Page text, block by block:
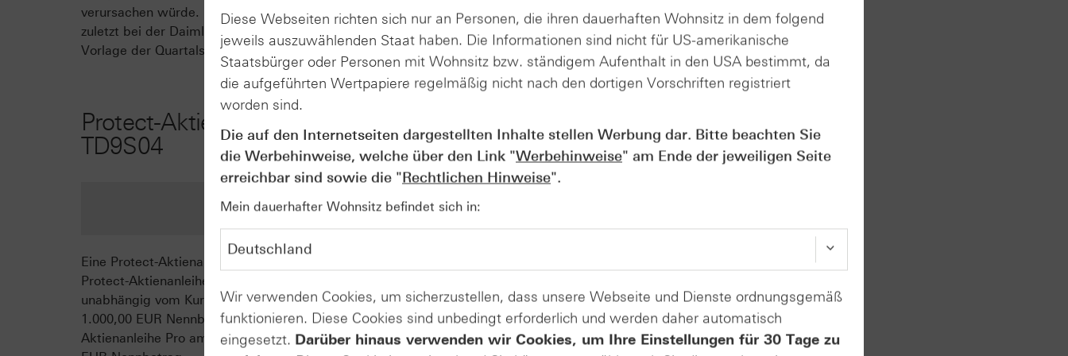
verursachen würde. Das Umfeld bleibt für den weltgrößten Premiumhersteller herausfordernd, obwohl Anleger
zuletzt bei der Daimler-Aktien wieder zugegriffen haben. Für die nächsten Kursimpulse bei Daimler dürfte die
Vorlage der Quartalszahlen am 26. Juli sorgen.
Protect-Aktienanleihe Pro auf Daimler - Zinssatz p.a. 5,00 % - WKN
TD9S04
Zum Produkt
Eine Protect-Aktienanleihe Pro ist ein mit einer festen Laufzeit ausgestattetes Wertpapier. Die Rückzahlung der
Protect-Aktienanleihe Pro am 06.08.19 hängt vom Kurs der Daimler-Aktie ab. Die Protect-Aktienanleihe Pro wird
unabhängig vom Kursverlauf der Daimler-Aktie mit einem Zinssatz von 5,00 % p.a. (pro Jahr) bezogen auf
1.000,00 EUR Nennbetrag verzinst. Die Zinsen werden am 06.08.19 gezahlt. Für die Rückzahlung der Protect-
Aktienanleihe Pro am 06.08.19 gibt es zwei Möglichkeiten. Die folgenden Angaben beziehen sich auf 1.000,00
Diese Webseiten richten sich nur an Personen, die ihren dauerhaften Wohnsitz in dem folgend
jeweils auszuwählenden Staat haben. Die Informationen sind nicht für US-amerikanische
Staatsbürger oder Personen mit Wohnsitz bzw. ständigem Aufenthalt in den USA bestimmt, da
die aufgeführten Wertpapiere regelmäßig nicht nach den dortigen Vorschriften registriert
worden sind.
Die auf den Internetseiten dargestellten Inhalte stellen Werbung dar. Bitte beachten Sie
die Werbehinweise, welche über den Link "Werbehinweise" am Ende der jeweiligen Seite
erreichbar sind sowie die "Rechtlichen Hinweise".
Mein dauerhafter Wohnsitz befindet sich in:
Wir verwenden Cookies, um sicherzustellen, dass unsere Webseite und Dienste ordnungsgemäß
funktionieren. Diese Cookies sind unbedingt erforderlich und werden daher automatisch
eingesetzt. Darüber hinaus verwenden wir Cookies, um Ihre Einstellungen für 30 Tage zu